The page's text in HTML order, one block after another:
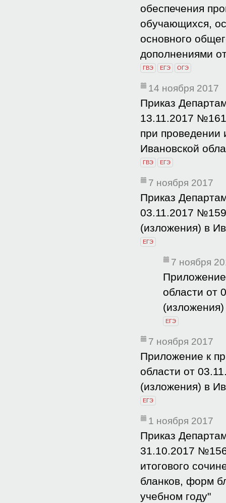
обеспечения
обучающихся,
основного
дополнениями
ГВЭ ЕГЭ ОГЭ
14 ноября 2017
Приказ
13.11.2017
при проведении
Ивановской
ГВЭ ЕГЭ
7 ноября 2017
Приказ
03.11.2017
(изложения) в
ЕГЭ
7 ноября
Приложение
области от
ЕГЭ
7 ноября 2017
Приложение к
области от
(изложения) в
ЕГЭ
1 ноября 2017
Приказ
31.10.2017
итогового
бланков, форм
учебном году"